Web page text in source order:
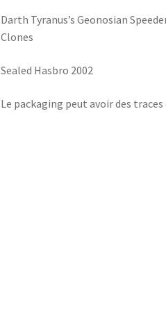
Darth Tyranus’s Geonosian
Clones
Sealed Hasbro 2002
Le packaging peut avoir des